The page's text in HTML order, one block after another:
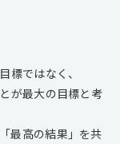
標ではなく、
が最大の目標と考
最高の結果」を共